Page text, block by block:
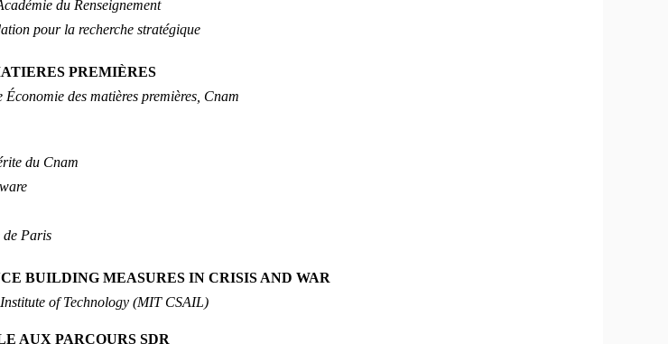
du Renseignement
pour la recherche stratégique
PREMIÈRES
Économie des matières premières, Cnam
du Cnam
de Paris
BUILDING MEASURES IN CRISIS AND WAR
of Technology (MIT CSAIL)
AUX PARCOURS SDR